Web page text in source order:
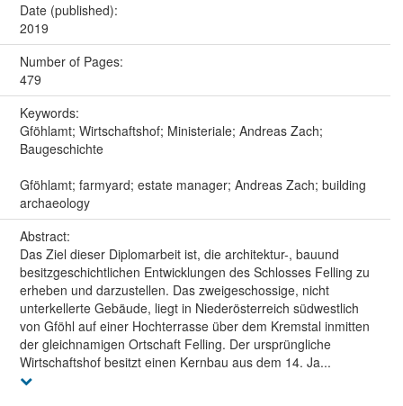
Date (published):
2019
Number of Pages:
479
Keywords:
Gföhlamt; Wirtschaftshof; Ministeriale; Andreas Zach;
Baugeschichte
Gföhlamt; farmyard; estate manager; Andreas Zach; building
archaeology
Abstract:
Das Ziel dieser Diplomarbeit ist, die architektur-, bauund
besitzgeschichtlichen Entwicklungen des Schlosses Felling zu
erheben und darzustellen. Das zweigeschossige, nicht
unterkellerte Gebäude, liegt in Niederösterreich südwestlich
von Gföhl auf einer Hochterrasse über dem Kremstal inmitten
der gleichnamigen Ortschaft Felling. Der ursprüngliche
Wirtschaftshof besitzt einen Kernbau aus dem 14. Ja...